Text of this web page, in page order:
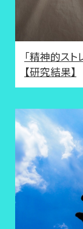
「精神的ス
【研究結果】